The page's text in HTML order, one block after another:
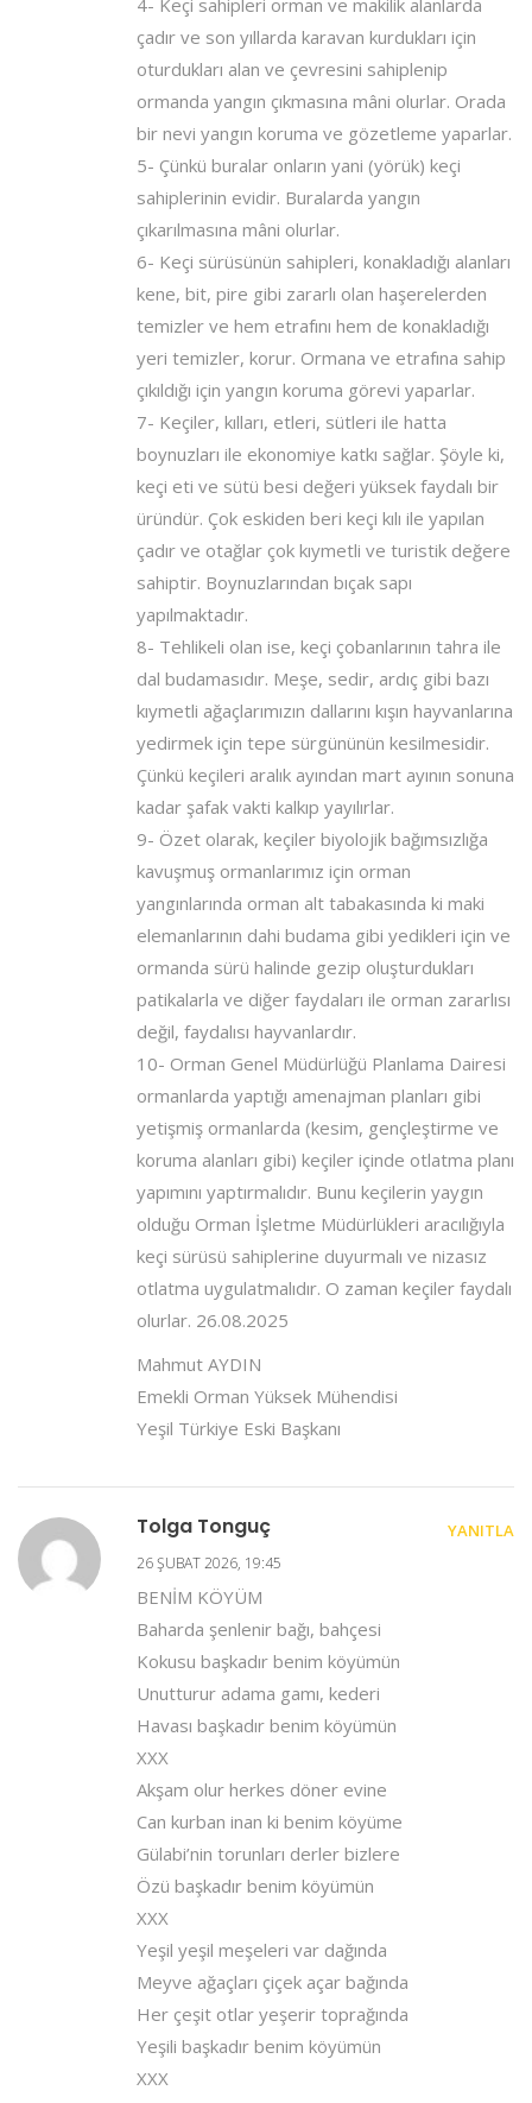
4- Keçi sahipleri orman ve makilik alanlarda
çadır ve son yıllarda karavan kurdukları için
oturdukları alan ve çevresini sahiplenip
ormanda yangın çıkmasına mâni olurlar. Orada
bir nevi yangın koruma ve gözetleme yaparlar.
5- Çünkü buralar onların yani (yörük) keçi
sahiplerinin evidir. Buralarda yangın
çıkarılmasına mâni olurlar.
6- Keçi sürüsünün sahipleri, konakladığı alanları
kene, bit, pire gibi zararlı olan haşerelerden
temizler ve hem etrafını hem de konakladığı
yeri temizler, korur. Ormana ve etrafına sahip
çıkıldığı için yangın koruma görevi yaparlar.
7- Keçiler, kılları, etleri, sütleri ile hatta
boynuzları ile ekonomiye katkı sağlar. Şöyle ki,
keçi eti ve sütü besi değeri yüksek faydalı bir
üründür. Çok eskiden beri keçi kılı ile yapılan
çadır ve otağlar çok kıymetli ve turistik değere
sahiptir. Boynuzlarından bıçak sapı
yapılmaktadır.
8- Tehlikeli olan ise, keçi çobanlarının tahra ile
dal budamasıdır. Meşe, sedir, ardıç gibi bazı
kıymetli ağaçlarımızın dallarını kışın hayvanlarına
yedirmek için tepe sürgününün kesilmesidir.
Çünkü keçileri aralık ayından mart ayının sonuna
kadar şafak vakti kalkıp yayılırlar.
9- Özet olarak, keçiler biyolojik bağımsızlığa
kavuşmuş ormanlarımız için orman
yangınlarında orman alt tabakasında ki maki
elemanlarının dahi budama gibi yedikleri için ve
ormanda sürü halinde gezip oluşturdukları
patikalarla ve diğer faydaları ile orman zararlısı
değil, faydalısı hayvanlardır.
10- Orman Genel Müdürlüğü Planlama Dairesi
ormanlarda yaptığı amenajman planları gibi
yetişmiş ormanlarda (kesim, gençleştirme ve
koruma alanları gibi) keçiler içinde otlatma planı
yapımını yaptırmalıdır. Bunu keçilerin yaygın
olduğu Orman İşletme Müdürlükleri aracılığıyla
keçi sürüsü sahiplerine duyurmalı ve nizasız
otlatma uygulatmalıdır. O zaman keçiler faydalı
olurlar. 26.08.2025
Mahmut AYDIN
Emekli Orman Yüksek Mühendisi
Yeşil Türkiye Eski Başkanı
Tolga Tonguç
26 ŞUBAT 2026, 19:45
BENİM KÖYÜM
Baharda şenlenir bağı, bahçesi
Kokusu başkadır benim köyümün
Unutturur adama gamı, kederi
Havası başkadır benim köyümün
XXX
Akşam olur herkes döner evine
Can kurban inan ki benim köyüme
Gülabi’nin torunları derler bizlere
Özü başkadır benim köyümün
XXX
Yeşil yeşil meşeleri var dağında
Meyve ağaçları çiçek açar bağında
Her çeşit otlar yeşerir toprağında
Yeşili başkadır benim köyümün
XXX
YANITLA